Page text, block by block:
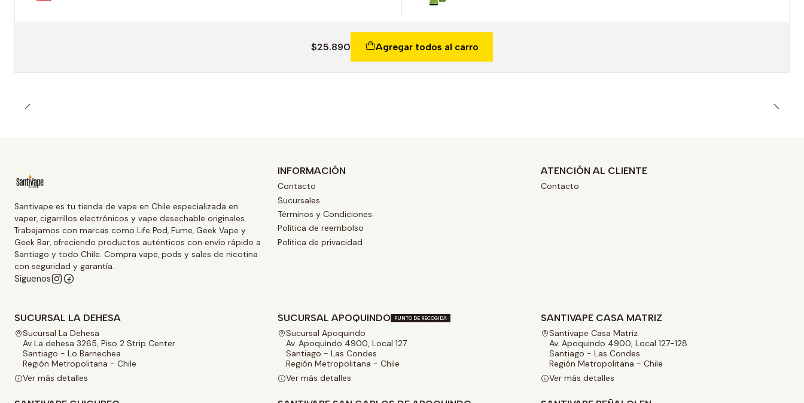
$25.890 Agregar todos al carro
Santivape es tu tienda de vape en Chile especializada en
vaper, cigarrillos electrónicos y vape desechable originales.
Trabajamos con marcas como Life Pod, Fume, Geek Vape y
Geek Bar, ofreciendo productos auténticos con envío rápido a
Santiago y todo Chile. Compra vape, pods y sales de nicotina
con seguridad y garantía.
Síguenos
INFORMACIÓN
Contacto
Sucursales
Términos y Condiciones
Política de reembolso
Política de privacidad
ATENCIÓN AL CLIENTE
Contacto
SUCURSAL LA DEHESA
Sucursal La Dehesa
Av La dehesa 3265, Piso 2 Strip Center
Santiago - Lo Barnechea
Región Metropolitana - Chile
Ver más detalles
SUCURSAL APOQUINDO PUNTO DE RECOGIDA
Sucursal Apoquindo
Av. Apoquindo 4900, Local 127
Santiago - Las Condes
Región Metropolitana - Chile
Ver más detalles
SANTIVAPE CASA MATRIZ
Santivape Casa Matriz
Av. Apoquindo 4900, Local 127-128
Santiago - Las Condes
Región Metropolitana - Chile
Ver más detalles